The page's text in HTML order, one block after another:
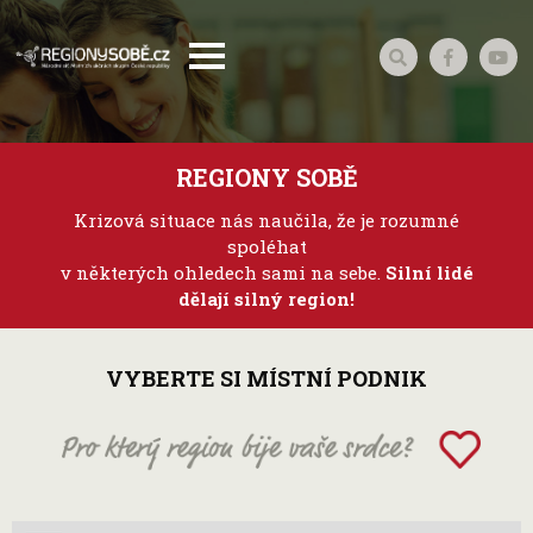
REGIONY SOBĚ
Krizová situace nás naučila, že je rozumné
spoléhat
v některých ohledech sami na sebe. Silní lidé
dělají silný region!
VYBERTE SI MÍSTNÍ PODNIK